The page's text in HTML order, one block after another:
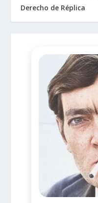
Derecho de Réplica